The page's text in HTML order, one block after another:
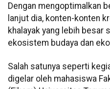
Dengan mengoptimalkan
lanjut dia, konten-konten
khalayak yang lebih besar
ekosistem budaya dan
Salah satunya seperti
digelar oleh mahasiswa